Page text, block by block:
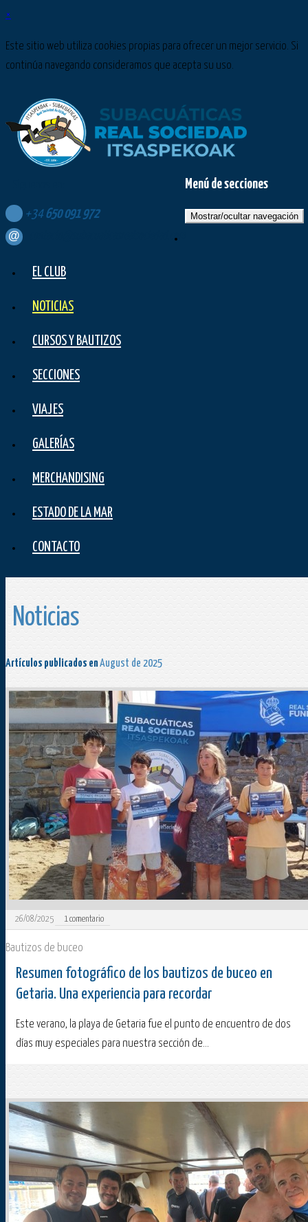
×
Este sitio web utiliza cookies propias para ofrecer un mejor servicio. Si
continúa navegando consideramos que acepta su uso.
+34 650 091 972
contacto@subacuaticasrealsociedad.com
Menú de secciones
Mostrar/ocultar navegación
EL CLUB
NOTICIAS
CURSOS Y BAUTIZOS
SECCIONES
VIAJES
GALERÍAS
MERCHANDISING
ESTADO DE LA MAR
CONTACTO
Noticias
Artículos publicados enAugust de 2025
26/08/2025 1comentario
Bautizos de buceo
Resumen fotográfico de los bautizos de buceo en
Getaria. Una experiencia para recordar
Este verano, la playa de Getaria fue el punto de encuentro de dos
días muy especiales para nuestra sección de...